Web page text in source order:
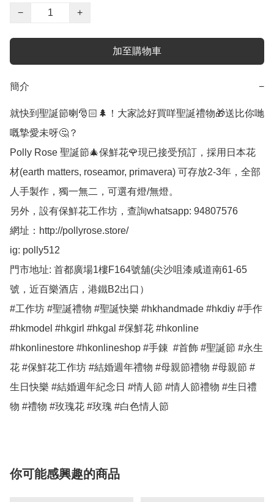
−
+
加至購物車
簡介 −
就快到聖誕節喇🎅🏻🌲！大家諗好買咩聖誕禮物🎁送比你哋
嘅摯愛未呀🤔？
Polly Rose 聖誕節🎄保鮮花🌹現已接受預訂，採用日本花
材(earth matters, roseamor, primavera) 可存放2-3年，全部
人手製作，獨一無二，可選有燈/無燈。
另外，設有保鮮花工作坊，查詢whatsapp: 94807576
網址：http://pollyrose.store/
ig: polly512
門市地址: 首都廣場1樓F164號舖(尖沙咀漆咸道南61-65
號，近百樂酒店，港鐵B2出口）
#工作坊 #聖誕禮物 #聖誕快樂 #hkhandmade #hkdiy #手作
#hkmodel #hkgirl #hkgal #保鮮花 #hkonline
#hkonlinestore #hkonlineshop #手錬  #首飾 #聖誕節 #永生
花 #保鮮花工作坊 #結婚週年禮物 #母親節禮物 #母親節 #
生日快樂 #結婚週年紀念日 #情人節 #情人節禮物 #生日禮
物 #禮物 #玫瑰花 #玫瑰 #白色情人節
你可能感興趣的商品